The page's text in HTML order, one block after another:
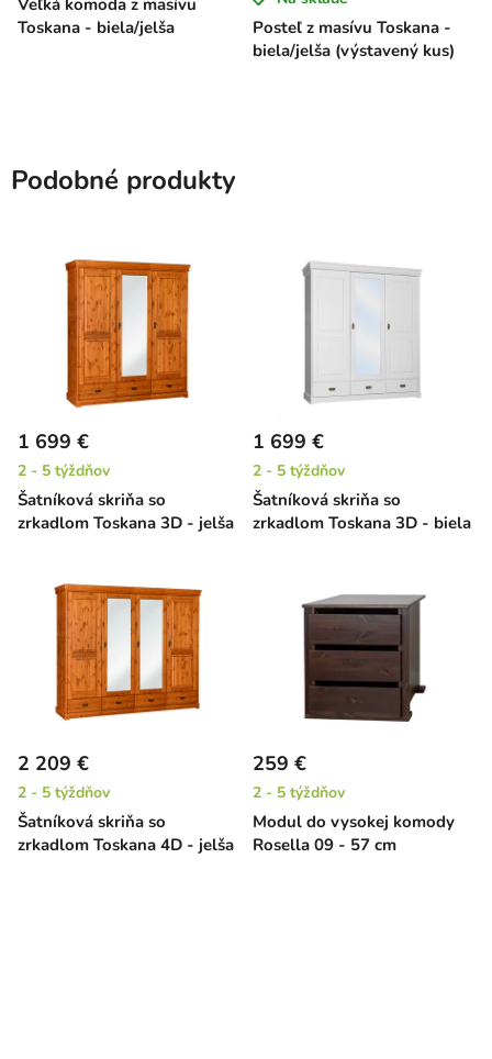
Toskana - biela/jelša
Posteľ z masívu Toskana -
biela/jelša (výstavený kus)
Podobné produkty
Šatníková skriňa so
zrkadlom Toskana 3D - jelša
1 699 €
2 - 5 týždňov
Šatníková skriňa so
zrkadlom Toskana 3D - biela
1 699 €
2 - 5 týždňov
Šatníková skriňa so
zrkadlom Toskana 4D - jelša
2 209 €
2 - 5 týždňov
Modul do vysokej komody
Rosella 09 - 57 cm
259 €
2 - 5 týždňov